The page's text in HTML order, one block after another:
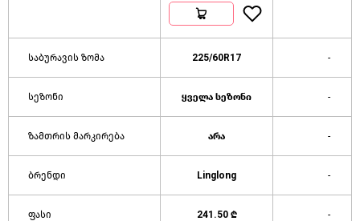
საბურავის ზომა 225/60R17 -
სეზონი ყველა სეზონი -
ზამთრის მარკირება არა -
ბრენდი Linglong -
ფასი 241.50 ₾ -